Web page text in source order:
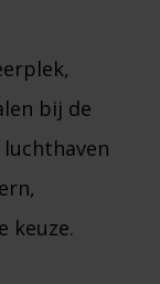
bij de
keuze.